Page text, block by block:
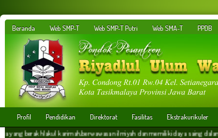
Beranda Web SMP-T Web SMP-T Putri Web SMA-T PPDB
Profil Pendidikan Direktorat Fasilitas
Ekstrakurikuler
karimah,berwawasan ilmiyah dan memiliki daya saing dalam